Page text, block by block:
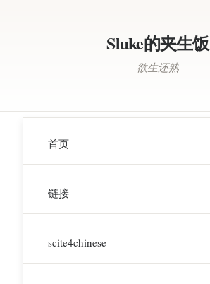
Sluke的夹生饭
欲生还熟
首页
链接
scite4chinese